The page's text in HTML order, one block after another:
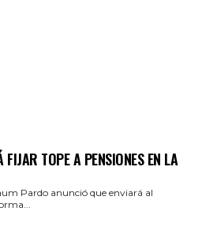
TOPE A PENSIONES EN LA
Pardo anunció que enviará al